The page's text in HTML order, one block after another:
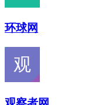
环球网